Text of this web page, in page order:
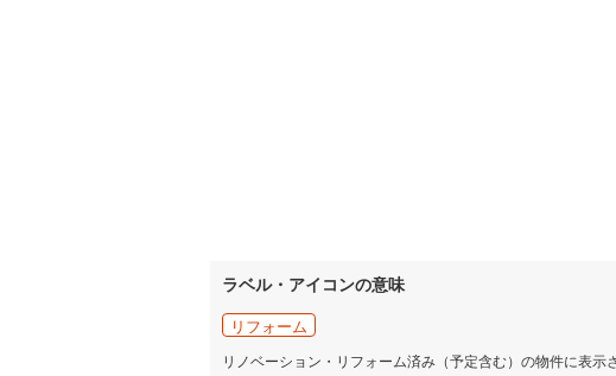
ラベル・アイコンの意味
リフォーム
リノベーション・リフォーム済み（予定含む）の物件に表示